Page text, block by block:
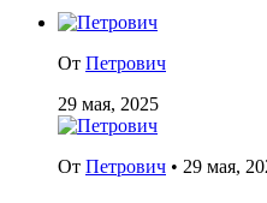
От Петрович
29 мая, 2025
От Петрович • 29 мая,